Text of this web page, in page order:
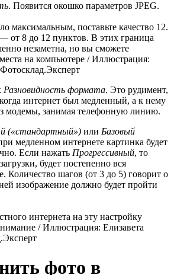
. Появится окошко параметров JPEG.
максимальным, поставьте качество 12.
от 8 до 12 пунктов. В этих граница
незаметна, но вы сможете
на компьютере / Иллюстрация:
Разновидность формата. Это рудимент,
интернет был медленный, а к нему
модемы, занимая телефонную линию.
(«стандартный») или Базовый
медленном интернете картинка будет
Если нажать Прогрессивный, то
будет постепенно вся
Количество шагов (от 3 до 5) говорит о
изображение должно будет пройти
интернета на эту настройку
/ Иллюстрация: Елизавета
фото в